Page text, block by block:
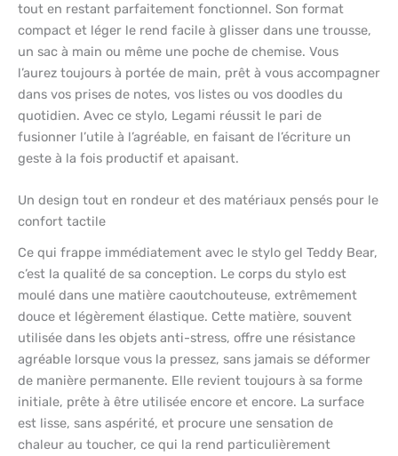
tout en restant parfaitement fonctionnel. Son format
compact et léger le rend facile à glisser dans une trousse,
un sac à main ou même une poche de chemise. Vous
l’aurez toujours à portée de main, prêt à vous accompagner
dans vos prises de notes, vos listes ou vos doodles du
quotidien. Avec ce stylo, Legami réussit le pari de
fusionner l’utile à l’agréable, en faisant de l’écriture un
geste à la fois productif et apaisant.
Un design tout en rondeur et des matériaux pensés pour le
confort tactile
Ce qui frappe immédiatement avec le stylo gel Teddy Bear,
c’est la qualité de sa conception. Le corps du stylo est
moulé dans une matière caoutchouteuse, extrêmement
douce et légèrement élastique. Cette matière, souvent
utilisée dans les objets anti-stress, offre une résistance
agréable lorsque vous la pressez, sans jamais se déformer
de manière permanente. Elle revient toujours à sa forme
initiale, prête à être utilisée encore et encore. La surface
est lisse, sans aspérité, et procure une sensation de
chaleur au toucher, ce qui la rend particulièrement